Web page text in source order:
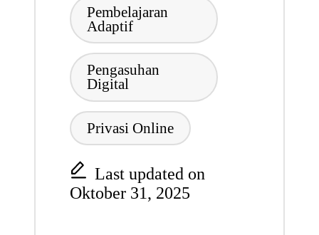
Pembelajaran
Adaptif
Pengasuhan
Digital
Privasi Online
Last updated on
Oktober 31, 2025